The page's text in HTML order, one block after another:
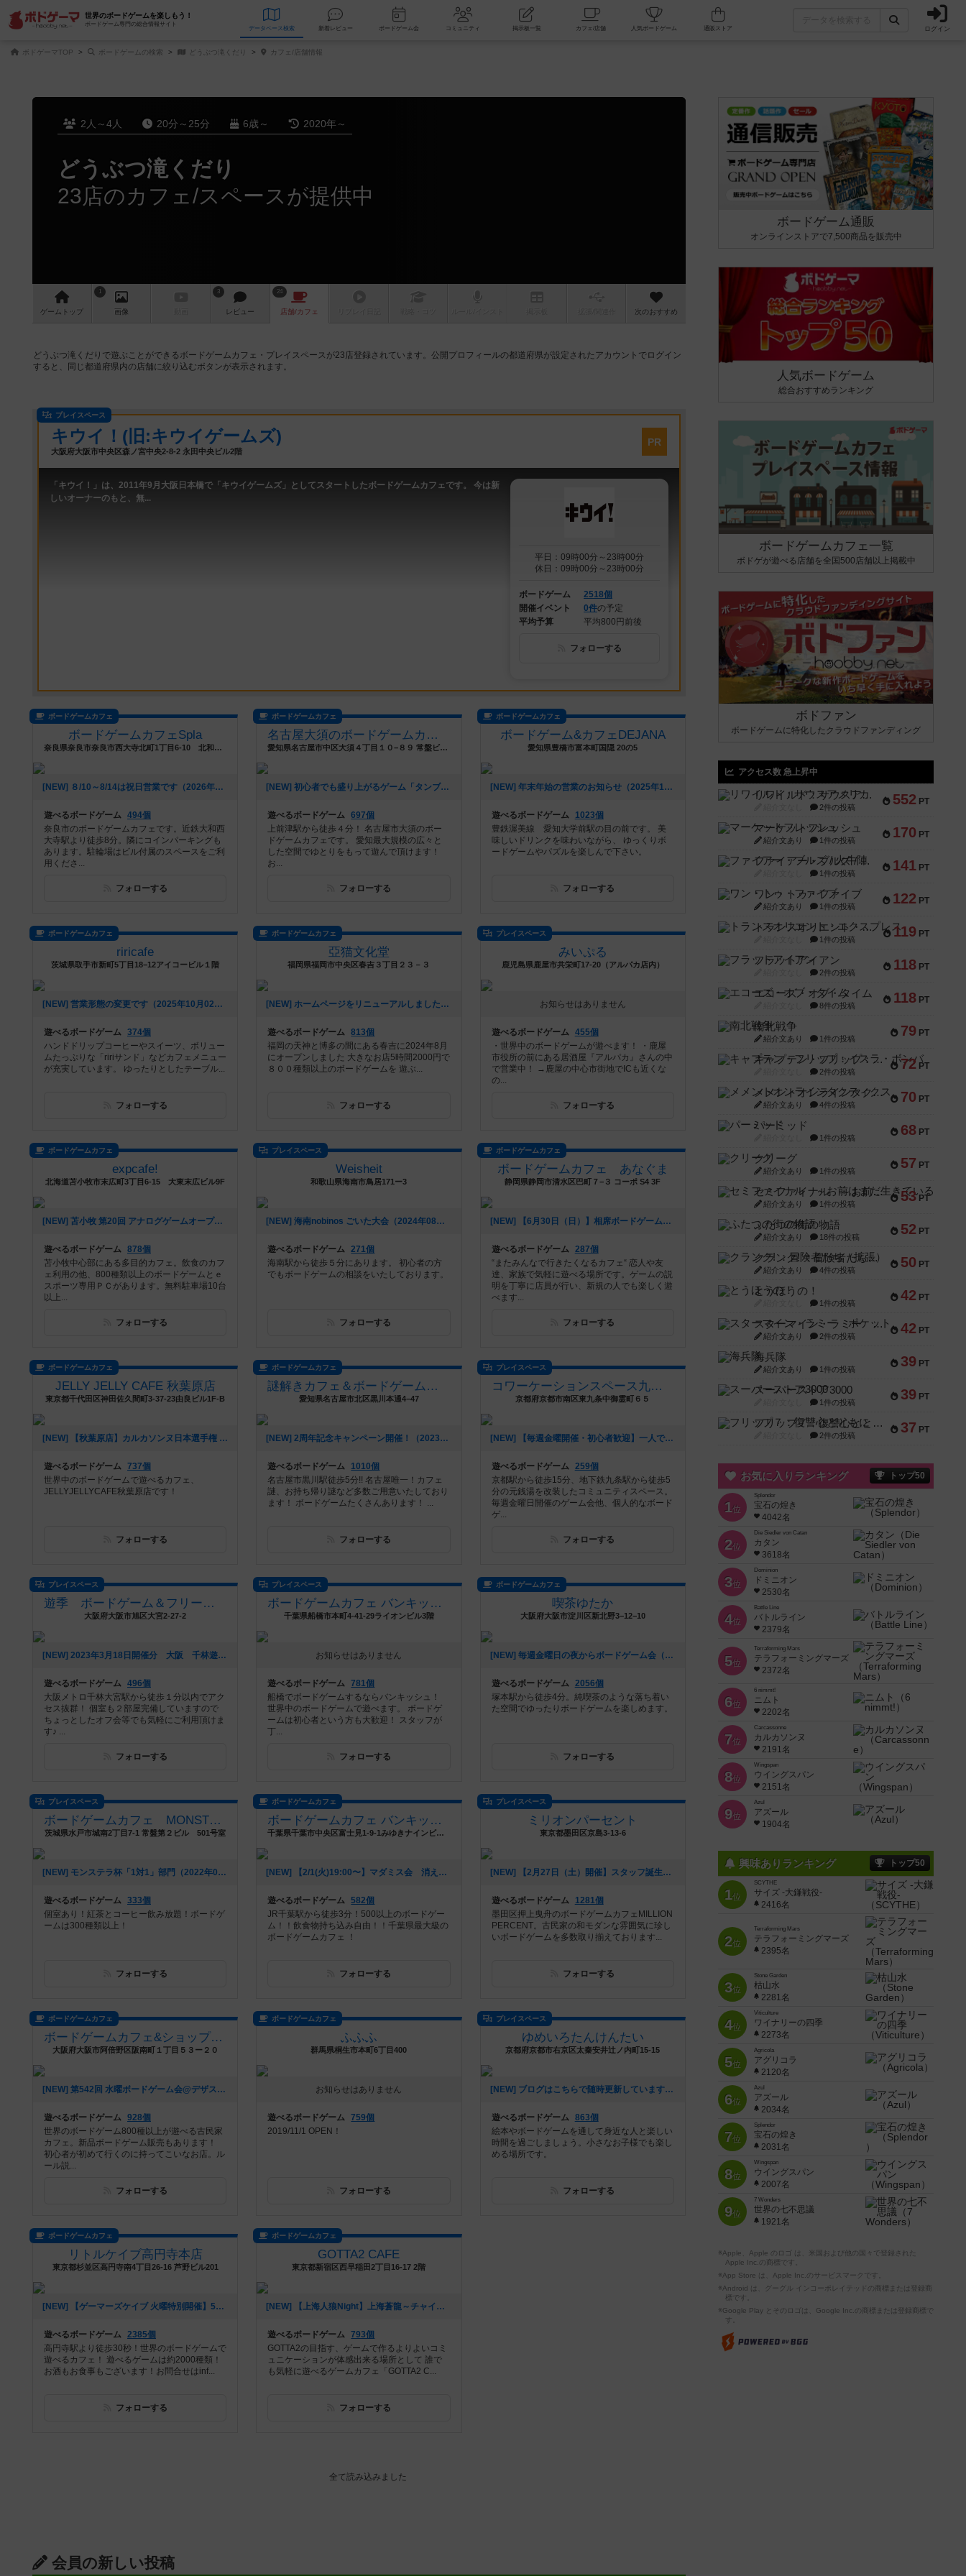
世界のボードゲームを楽しもう！
ボードゲーム専門の総合情報サイト
データベース 検索 新着レビュー ボードゲーム会 コミュニティ 掲示板一覧 カフェ/店舗 人気ボードゲーム ログイン
ボドゲーマTOP ボードゲームの検索 どうぶつ滝くだり カフェ/店舗情報
2人～4人 20分～25分 6歳～ 2020年～
どうぶつ滝くだり
23店のカフェ/スペースが提供中
ゲーム トップ
1
画像
3
レビュー
24
店舗/カフェ 次のおすすめ
どうぶつ滝くだりで遊ぶことができるボードゲームカフェ・プレイスペースが23店登録されています。公開プロフィールの都道府県が設定されたアカウントでログイン
すると、同じ都道府県内の店舗に絞り込むボタンが表示されます。
プレイスペース
キウイ！(旧:キウイゲームズ)
大阪府大阪市中央区森ノ宮中央2-8-2 永田中央ビル2階
PR
「キウイ！」は、2011年9月大阪日本橋で「キウイゲームズ」としてスタートしたボードゲームカフェです。 今は新
しいオーナーのもと、無...
平日：09時00分～23時00分
休日：09時00分～23時00分
ボードゲーム
2518個
開催イベント
0件の予定
平均予算
平均800円前後
フォローする
ボードゲームカフェ
ボードゲームカフェSpla
奈良県奈良市奈良市西大寺北町1丁目6-10 北和ビル3階
[NEW] ８/10～8/14は祝日営業です（2026年08月08日 20時54分）
遊べるボードゲーム 494個
奈良市のボードゲームカフェです。近鉄大和西
大寺駅より徒歩8分。隣にコインパーキングも
あります。駐輪場はビル付属のスペースをご利
用くださ...
フォローする
ボードゲームカフェ
名古屋大須のボードゲームカフェ Board Game's
愛知県名古屋市中区大須４丁目１０−８９ 常盤ビル３階
[NEW] 初心者でも盛り上がるゲーム「タンブリンダイス」（2026年07月17日 14時05分）
遊べるボードゲーム 697個
上前津駅から徒歩４分！ 名古屋市大須のボー
ドゲームカフェです。 愛知最大規模の広々と
した空間でゆとりをもって遊んで頂けます！
お...
フォローする
ボードゲームカフェ
ボードゲーム&カフェDEJANA
愛知県豊橋市富本町国隠 20の5
[NEW] 年末年始の営業のお知らせ（2025年12月06日 14時31分）
遊べるボードゲーム
1023個
豊鉄渥美線 愛知大学前駅の目の前です。 美
味しいドリンクを味わいながら、 ゆっくりボ
ードゲームやパズルを楽しんで下さい。
フォローする
ボードゲームカフェ
riricafe
茨城県取手市新町5丁目18−12アイコービル１階
[NEW] 営業形態の変更です（2025年10月02日 12時44分）
遊べるボードゲーム 374個
ハンドドリップコーヒーやスイーツ、ボリュー
ムたっぷりな「ririサンド」などカフェメニュー
が充実しています。 ゆったりとしたテーブル...
フォローする
ボードゲームカフェ
亞猫文化堂
福岡県福岡市中央区春吉３丁目２３－３
[NEW] ホームページをリニューアルしました！（2025年04月01日 15時56分）
遊べるボードゲーム 813個
福岡の天神と博多の間にある春吉に2024年8月
にオープンしました 大きなお店5時間2000円で
８００種類以上のボードゲームを 遊ぶ...
フォローする
プレイスペース
みいぷる
鹿児島県鹿屋市共栄町17-20（アルパカ店内）
お知らせはありません
遊べるボードゲーム 455個
・世界中のボードゲームが遊べます！ ・鹿屋
市役所の前にある居酒屋『アルパカ』さんの中
で営業中！ →鹿屋の中心市街地でICも近くな
の...
フォローする
ボードゲームカフェ
expcafe!
北海道苫小牧市末広町3丁目6-15 大東末広ビル9F
[NEW] 苫小牧 第20回 アナログゲームオープン会 参加メンバー募集中！（2024年09月05日 23時49分）
遊べるボードゲーム 878個
苫小牧中心部にある多目的カフェ。飲食のカフ
ェ利用の他、800種類以上のボードゲームとｅ
スポーツ専用ＰＣがあります。無料駐車場10台
以上...
フォローする
プレイスペース
Weisheit
和歌山県海南市鳥居171ー3
[NEW] 海南nobinos ごいた大会（2024年08月04日 20時16分）
遊べるボードゲーム 271個
海南駅から徒歩５分にあります。 初心者の方
でもボードゲームの相談をいたしております。
フォローする
ボードゲームカフェ
ボードゲームカフェ あなぐま
静岡県静岡市清水区巴町７−３ コーポ S4 3F
[NEW] 【6月30日（日）】相席ボードゲーム会（2024年06月26日 21時36分）
遊べるボードゲーム 287個
“またみんなで行きたくなるカフェ“ 恋人や友
達、家族で気軽に遊べる場所です。ゲームの説
明を丁寧に店員が行い、新規の人でも楽しく遊
べます...
フォローする
ボードゲームカフェ
JELLY JELLY CAFE 秋葉原店
東京都千代田区神田佐久間町3-37-23由良ビル1F-B
[NEW] 【秋葉原店】カルカソンヌ日本選手権 予選会【6月23日（日）】（2024年05月15日 15時55分）
遊べるボードゲーム 737個
世界中のボードゲームで遊べるカフェ、
JELLYJELLYCAFE秋葉原店です！
フォローする
ボードゲームカフェ
謎解きカフェ＆ボードゲームなぞねこ
愛知県名古屋市北区黒川本通4−47
[NEW] 2周年記念キャンペーン開催！（2023年06月30日 16時37分）
遊べるボードゲーム
1010個
名古屋市黒川駅徒歩5分!! 名古屋唯一！カフェ
謎、お持ち帰り謎など多数ご用意いたしており
ます！ ボードゲームたくさんあります！ ...
フォローする
プレイスペース
コワーケーションスペース九条湯
京都府京都市南区東九条中御霊町６５
[NEW] 【毎週金曜開催・初心者歓迎】一人で来ても遊べる京都九条湯金曜ボードゲーム会（2023年03月23日 21時37分）
遊べるボードゲーム 259個
京都駅から徒歩15分、地下鉄九条駅から徒歩5
分の元銭湯を改装したコミュニティスペース。
毎週金曜日開催のゲーム会他、個人的なボード
ゲ...
フォローする
プレイスペース
遊季 ボードゲーム＆フリースペース
大阪府大阪市旭区大宮2-27-2
[NEW] 2023年3月18日開催分 大阪 千林遊季ボードゲーム会（2023年02月17日 16時08分）
遊べるボードゲーム 496個
大阪メトロ千林大宮駅から徒歩１分以内でアク
セス抜群！ 個室も２部屋完備していますので
ちょっとしたオフ会等でも気軽にご利用頂けま
す♪ ...
フォローする
プレイスペース
ボードゲームカフェ バンキッシュ 船橋店（BoardGameCafeVANQUiSH FUNABASHI）
千葉県船橋市本町4-41-29ライオンビル3階
お知らせはありません
遊べるボードゲーム 781個
船橋でボードゲームするならバンキッシュ！
世界中のボードゲームで遊べます。 ボードゲ
ームは初心者という方も大歓迎！ スタッフが
丁...
フォローする
ボードゲームカフェ
喫茶ゆたか
大阪府大阪市淀川区新北野3−12−10
[NEW] 毎週金曜日の夜からボードゲーム会（2022年06月12日 10時55分）
遊べるボードゲーム 2056個
塚本駅から徒歩4分。純喫茶のような落ち着い
た空間でゆったりボードゲームを楽しめます。
フォローする
プレイスペース
ボードゲームカフェ MONSTERA
茨城県水戸市城南2丁目7-1 常盤第２ビル 501号室
[NEW] モンステラ杯「1対1」部門（2022年04月01日 15時16分）
遊べるボードゲーム 333個
個室あり！紅茶とコーヒー飲み放題！ボードゲ
ームは300種類以上！
フォローする
ボードゲームカフェ
ボードゲームカフェ バンキッシュ 千葉店（BoardGameCafe VANQUiSH CHIBA）
千葉県千葉市中央区富士見1-9-1みゆきナインビル402
[NEW] 【2/1(火)19:00〜】マダミス会 消えたパンツと空飛ぶサカナ（2022年01月21日 11時18分）
遊べるボードゲーム 582個
JR千葉駅から徒歩3分！500以上のボードゲー
ム！！飲食物持ち込み自由！！千葉県最大級の
ボードゲームカフェ ！
フォローする
プレイスペース
ミリオンパーセント
東京都墨田区京島3-13-6
[NEW] 【2月27日（土）開催】スタッフ誕生日記念！プラネットアポカリプス会！！（2021年02月02日 13時24分）
遊べるボードゲーム
1281個
墨田区押上曳舟のボードゲームカフェMILLION
PERCENT。古民家の和モダンな雰囲気に珍し
いボードゲームを多数取り揃えております...
フォローする
ボードゲームカフェ
ボードゲームカフェ&ショップ-デザート＊スプーン(デザスプ)
大阪府大阪市阿倍野区阪南町１丁目５３ー２０
[NEW] 第542回 水曜ボードゲーム会@デザスプ（2020年06月08日 01時35分）
遊べるボードゲーム 928個
世界のボードゲーム800種以上が遊べる古民家
カフェ。新品ボードゲーム販売もあります！
初心者が初めて行くのに持ってこいなお店。ル
ール説...
フォローする
ボードゲームカフェ
ふふふ
群馬県桐生市本町6丁目400
お知らせはありません
遊べるボードゲーム 759個
2019/11/1 OPEN！
フォローする
プレイスペース
ゆめいろたんけんたい
京都府京都市右京区太秦安井辻ノ内町15-15
[NEW] ブログはこちらで随時更新しています。（2018年06月28日 21時07分）
遊べるボードゲーム 863個
絵本やボードゲームを通して身近な人と楽しい
時間を過ごしましょう。小さなお子様でも楽し
める場所です。
フォローする
ボードゲームカフェ
リトルケイブ高円寺本店
東京都杉並区高円寺南4丁目26-16 芦野ビル201
[NEW] 【ゲーマーズケイブ 火曜特別開催】5月1日（火）20:00～ 『ロールプレイヤー』（2018年04月22日 18時42分）
遊べるボードゲーム 2385個
高円寺駅より徒歩30秒！世界のボードゲームで
遊べるカフェ！ 遊べるゲームは約2000種類！
お酒もお食事もございます！お問合せはinf...
フォローする
ボードゲームカフェ
GOTTA2 CAFE
東京都新宿区西早稲田2丁目16-17 2階
[NEW] 【上海人狼Night】上海蒼龍～チャイニーズ人狼～【2/28】（2018年02月21日 15時29分）
遊べるボードゲーム 793個
GOTTA2の目指す、ゲームで作るよりよいコミ
ュニケーションが体感出来る場所として 誰で
も気軽に遊べるゲームカフェ「GOTTA2 C...
フォローする
ボードゲーム通販
オンラインストアで7,500商品を販売中
人気ボードゲーム
総合おすすめランキング
ボードゲームカフェ一覧
ボドゲが遊べる店舗を全国500店舗以上掲載中
ボドファン
ボードゲームに特化したクラウドファンディング
アクセス数 急上昇中
552 PT
リワイルド：サウスアメリカ
2件の投稿
170 PT
マーケットフレッシュ
紹介文あり 1件の投稿
141 PT
ファイアー・ブルズ / 火牛陣
1件の投稿
122 PT
ワン・トゥ・ファイブ
紹介文あり 1件の投稿
119 PT
トランスオリエント・エクスプレス
1件の投稿
118 PT
フラットアイアン
2件の投稿
118 PT
エコーズ・オブ・タイム
8件の投稿
79 PT
南北戦争
紹介文あり 1件の投稿
72 PT
キャプテン・フリップ：イスラ・ボンバ
2件の投稿
70 PT
メメントオンラインタクティクス
紹介文あり 4件の投稿
68 PT
パーミッド
1件の投稿
57 PT
クリーグ
紹介文あり 1件の投稿
53 PT
セミファイナル ～お前はまだ生きている～
紹介文あり 1件の投稿
52 PT
ふたつの街の物語
紹介文あり 18件の投稿
50 PT
クランク! ：冒険者たち（拡張）
紹介文あり 4件の投稿
42 PT
とうほうの！
1件の投稿
42 PT
スターマイン・ラミー ポケット
紹介文あり 2件の投稿
39 PT
海兵隊
紹介文あり 1件の投稿
39 PT
スーパーストア3000
1件の投稿
37 PT
フリップ７：復讐心とともに
2件の投稿
お気に入りランキング トップ50
1位
Splendor
宝石の煌き
4042名
2位
Die Siedler von Catan
カタン
3618名
3位
Dominion
ドミニオン
2530名
4位
Battle Line
バトルライン
2379名
5位
Terraforming Mars
テラフォーミングマーズ
2372名
6位
6 nimmt!
ニムト
2202名
7位
Carcassonne
カルカソンヌ
2191名
8位
Wingspan
ウイングスパン
2151名
9位
Azul
アズール
1904名
興味ありランキング トップ50
1位
SCYTHE
サイズ -大鎌戦役-
2416名
2位
Terraforming Mars
テラフォーミングマーズ
2395名
3位
Stone Garden
枯山水
2281名
4位
Viticulture
ワイナリーの四季
2273名
5位
Agricola
アグリコラ
2120名
6位
Azul
アズール
2034名
7位
Splendor
宝石の煌き
2031名
8位
Wingspan
ウイングスパン
2007名
9位
7 Wonders
世界の七不思議
1921名
※Apple、Apple のロゴ は、米国および他の国々で登録された
Apple Inc.の商標です。
※App Store は、Apple Inc.のサービスマークです。
※Android は、グーグル インコーポレイテッドの商標または登録商
標です。
※Google Play とそのロゴは、Google Inc.の商標または登録商標で
す。